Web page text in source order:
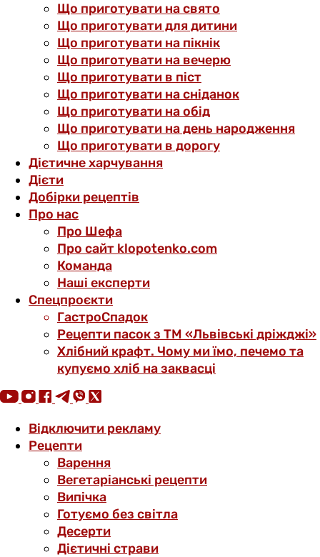
Що приготувати на свято
Що приготувати для дитини
Що приготувати на пікнік
Що приготувати на вечерю
Що приготувати в піст
Що приготувати на сніданок
Що приготувати на обід
Що приготувати на день народження
Що приготувати в дорогу
Дієтичне харчування
Дієти
Добірки рецептів
Про нас
Про Шефа
Про сайт klopotenko.com
Команда
Наші експерти
Спецпроєкти
ГастроСпадок
Рецепти пасок з ТМ «Львівські дріжджі»
Хлібний крафт. Чому ми їмо, печемо та
купуємо хліб на заквасці
Відключити рекламу
Рецепти
Варення
Вегетаріанські рецепти
Випічка
Готуємо без світла
Десерти
Дієтичні страви